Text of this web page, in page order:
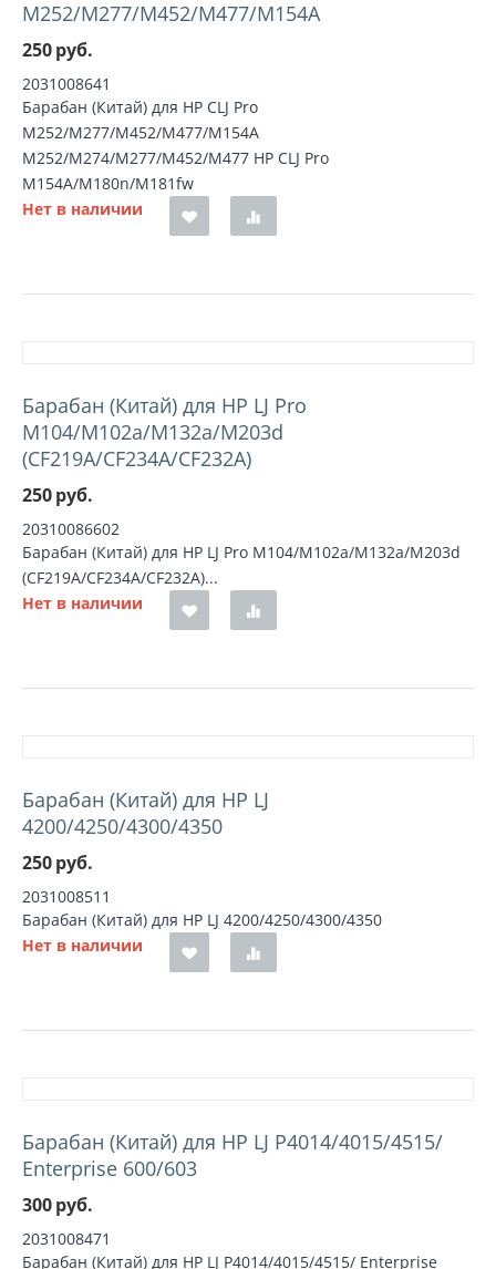
M252/M277/M452/M477/M154A
250руб.
2031008641
Барабан (Китай) для HP CLJ Pro
M252/M277/M452/M477/M154A
M252/M274/M277/M452/M477 HP CLJ Pro
M154A/M180n/M181fw
Нет в наличии
Барабан (Китай) для HP LJ Pro
M104/M102a/M132a/M203d
(CF219A/CF234A/CF232A)
250руб.
20310086602
Барабан (Китай) для HP LJ Pro M104/M102a/M132a/M203d
(CF219A/CF234A/CF232A)...
Нет в наличии
Барабан (Китай) для HP LJ
4200/4250/4300/4350
250руб.
2031008511
Барабан (Китай) для HP LJ 4200/4250/4300/4350
Нет в наличии
Барабан (Китай) для HP LJ P4014/4015/4515/
Enterprise 600/603
300руб.
2031008471
Барабан (Китай) для HP LJ P4014/4015/4515/ Enterprise